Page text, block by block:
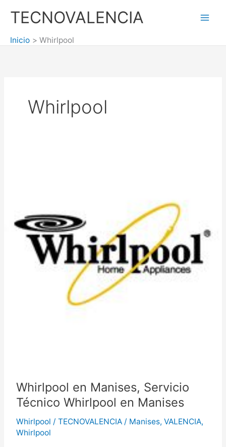
TECNOVALENCIA
Inicio Whirlpool
Whirlpool
Whirlpool en Manises, Servicio
Técnico Whirlpool en Manises
Whirlpool / TECNOVALENCIA / Manises, VALENCIA,
Whirlpool